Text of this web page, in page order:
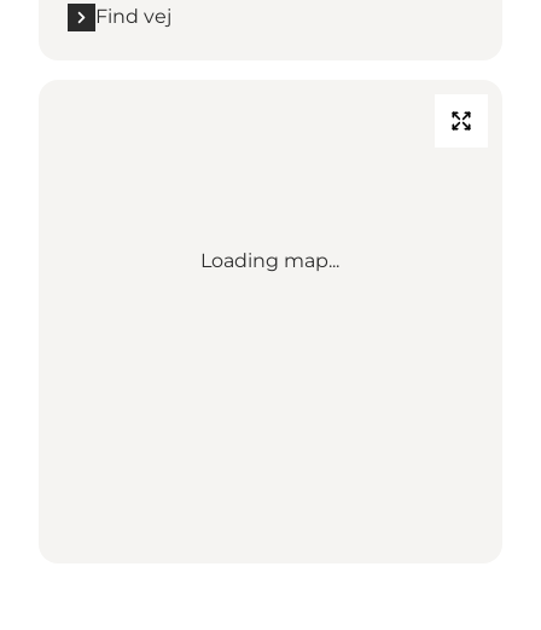
Find vej
Loading map...